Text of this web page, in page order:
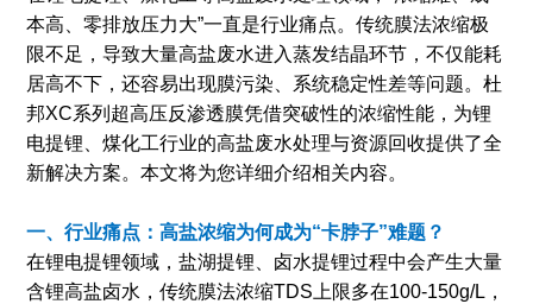
本高、零排放压力大”一直是行业痛点。传统膜法浓缩极
限不足，导致大量高盐废水进入蒸发结晶环节，不仅能耗
居高不下，还容易出现膜污染、系统稳定性差等问题。杜
邦XC系列超高压反渗透膜凭借突破性的浓缩性能，为锂
电提锂、煤化工行业的高盐废水处理与资源回收提供了全
新解决方案。本文将为您详细介绍相关内容。
一、行业痛点：高盐浓缩为何成为“卡脖子”难题？
在锂电提锂领域，盐湖提锂、卤水提锂过程中会产生大量
含锂高盐卤水，传统膜法浓缩TDS上限多在100-150g/L，